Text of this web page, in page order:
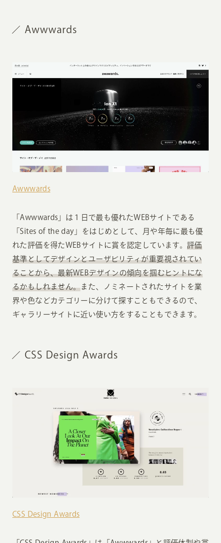
Awwwards
Awwwards
「Awwwards」は１日で最も優れたWEBサイトである
「Sites of the day」をはじめとして、月や年毎に最も優
れた評価を得たWEBサイトに賞を認定しています。 評価
基準としてデザインとユーザビリティが重要視されてい
ることから、最新WEBデザインの傾向を掴むヒントにな
るかもしれません。 また、ノミネートされたサイトを業
界や色などカテゴリーに分けて探すこともできるので、
ギャラリーサイトに近い使い方をすることもできます。
CSS Design Awards
CSS Design Awards